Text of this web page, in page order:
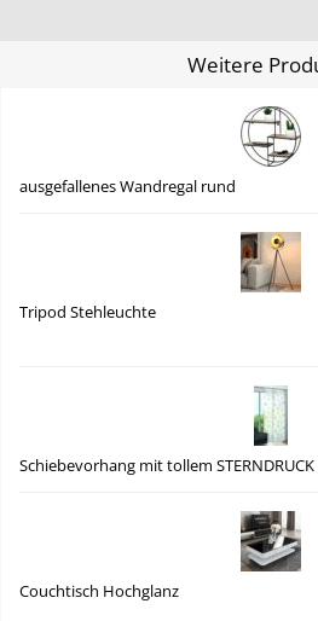
Weitere
ausgefallenes Wandregal rund
Tripod Stehleuchte
Schiebevorhang mit tollem
Couchtisch Hochglanz